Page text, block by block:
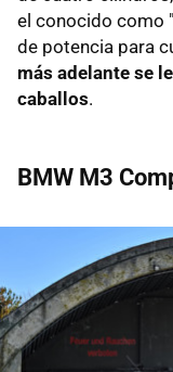
el conocido como
de potencia para
más adelante se
caballos.
BMW M3